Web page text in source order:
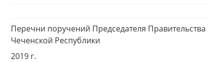
Перечни поручений Председателя Правительства
Чеченской Республики
2019 г.